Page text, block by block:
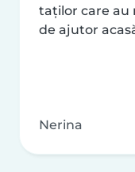
taților care au
de ajutor
Nerina